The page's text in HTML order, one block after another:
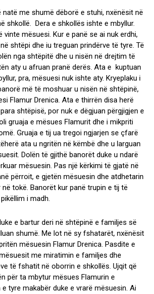
natë me shumë dëborë e stuhi, nxënësit në
shkollë. Dera e shkollës ishte e mbyllur.
vinte mësuesi. Kur e panë se ai nuk erdhi,
shtëpi dhe iu treguan prindërve të tyre. Të
nga shtëpitë dhe u nisën në drejtim të
aty u afruan pranë derës. Ata e kuptuan
pra, mësuesi nuk ishte aty. Kryeplaku i
më të moshuar u nisën në shtëpinë,
Flamur Drenica. Ata e thirrën disa herë
shtëpisë, por nuk e dëgjuan përgjigjen e
gruaja e mësues Flamurit dhe i mikpriti
Gruaja e tij ua tregoi ngjarjen se çfarë
ata u ngritën në këmbë dhe u larguan
Dolën të gjithë banorët duke u ndarë
mësuesin. Pas një kërkimi të gjatë në
përroit, e gjetën mësuesin dhe atdhetarin
tokë. Banorët kur panë trupin e tij të
i madh.
e bartur deri në shtëpinë e familjes së
shumë. Me lot në sy fshatarët, nxënësit
mësuesin Flamur Drenica. Pasdite e
me miratimin e familjes dhe
të fshatit në oborrin e shkollës. Ujqit që
për ta mbytur mësues Flamurin e
tyre makabër duke e vrarë mësuesin. Ai